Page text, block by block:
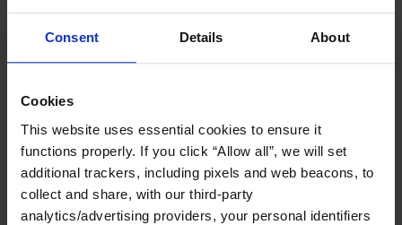
Consent Details About
Cookies
This website uses essential cookies to ensure it
functions properly. If you click “Allow all”, we will set
additional trackers, including pixels and web beacons, to
collect and share, with our third-party
analytics/advertising providers, your personal identifiers
Branchen
Berater:innen
Expertise
Standorte
Über uns